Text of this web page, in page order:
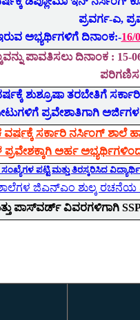
ಪ್ರವರ್ಗ-ಎ,
ಅಭ್ಯರ್ಥಿಗಳಿಗೆ ದಿನಾಂಕ:-16/
ಪಾವತಿಸಲು ದಿನಾಂಕ: 15-
ಶುಶ್ರೂಷಾ ತರಬೇತಿಗೆ
ಪ್ರವೇಶಾತಿಗಾಗಿ
ವರ್ಷಕ್ಕೆ ಸರ್ಕಾರಿ ನರ್ಸಿಂಗ್
ಪ್ರವೇಶಕ್ಕಾಗಿ ಅರ್ಹ
ಪಟ್ಟಿ ಮತ್ತು ತಿರಸ್ಕರಿಸಿದ
ಜಿಎನ್ಎಂ ಶುಲ್ಕ ರಚನೆಯ
ಪಾಸ್‌ವರ್ಡ್ ವಿವರಗಳಿಗಾಗಿ